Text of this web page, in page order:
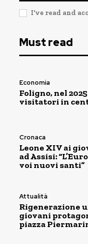
I've read and
Must read
Economia
Foligno, nel
visitatori in
Cronaca
Leone XIV ai
ad Assisi:
voi nuovi santi”
Attualità
Rigenerazione
giovani
piazza